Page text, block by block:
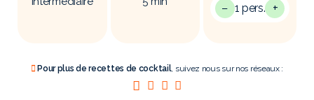
− 1 pers. +
Pour plus de recettes de cocktail, suivez nous sur nos réseaux :